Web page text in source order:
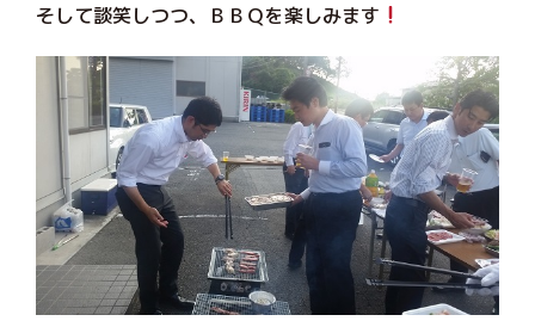
そして談笑しつつ、ＢＢＱを楽しみます